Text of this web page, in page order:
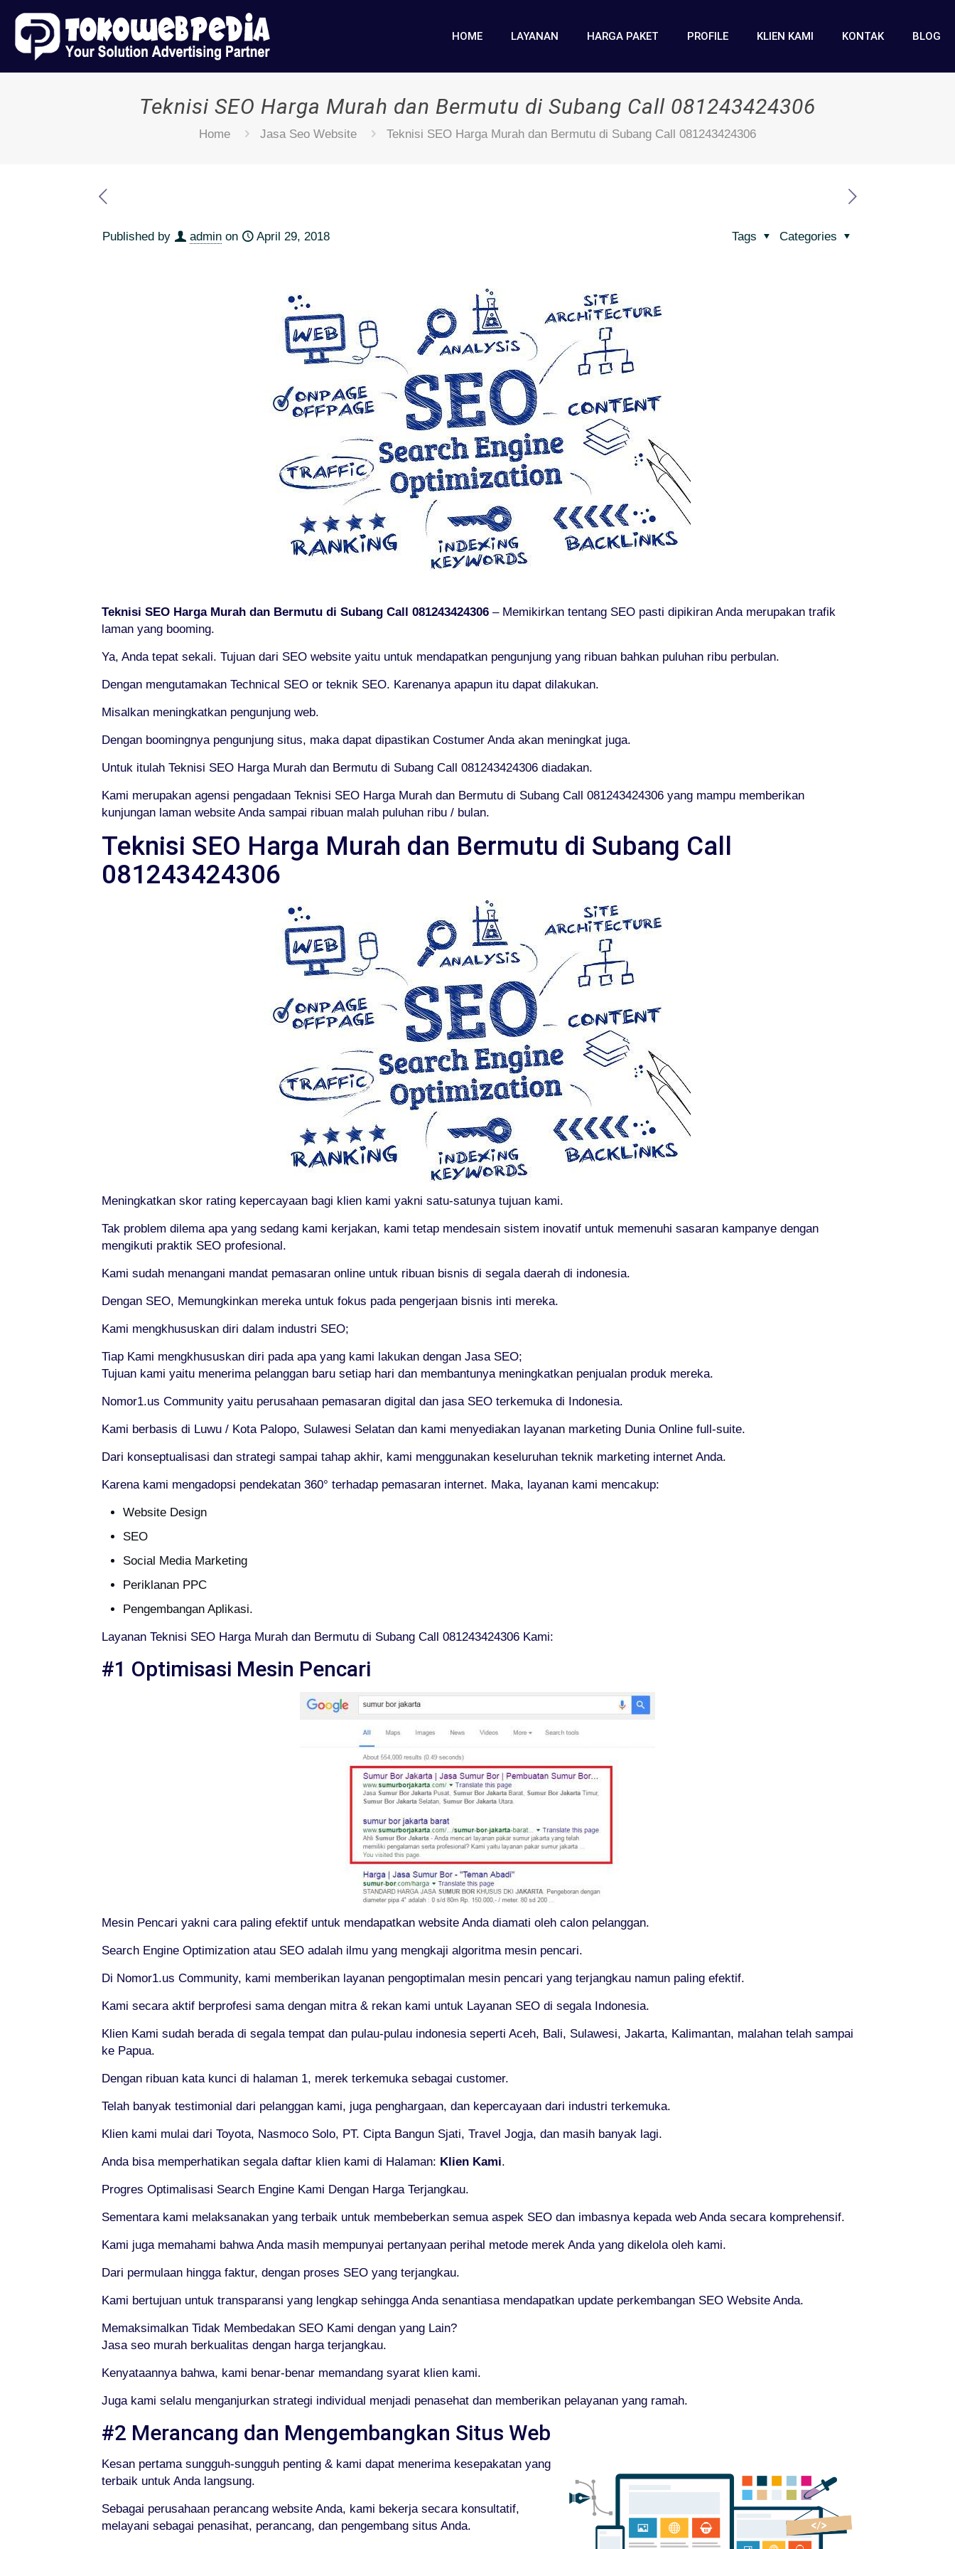
HOME LAYANAN HARGA PAKET PROFILE KLIEN KAMI KONTAK BLOG
Teknisi SEO Harga Murah dan Bermutu di Subang Call 081243424306
Home Jasa Seo Website Teknisi SEO Harga Murah dan Bermutu di Subang Call 081243424306
Published by admin on April 29, 2018 Categories
Tags
Teknisi SEO Harga Murah dan Bermutu di Subang Call 081243424306– Memikirkan tentang SEO pasti dipikiran Anda merupakan trafik
laman yang booming.
Ya, Anda tepat sekali. Tujuan dari SEO website yaitu untuk mendapatkan pengunjung yang ribuan bahkan puluhan ribu perbulan.
Dengan mengutamakan Technical SEO or teknik SEO. Karenanya apapun itu dapat dilakukan.
Misalkan meningkatkan pengunjung web.
Dengan boomingnya pengunjung situs, maka dapat dipastikan Costumer Anda akan meningkat juga.
Untuk itulah Teknisi SEO Harga Murah dan Bermutu di Subang Call 081243424306 diadakan.
Kami merupakan agensi pengadaan Teknisi SEO Harga Murah dan Bermutu di Subang Call 081243424306 yang mampu memberikan
kunjungan laman website Anda sampai ribuan malah puluhan ribu / bulan.
Teknisi SEO Harga Murah dan Bermutu di Subang Call
081243424306
Meningkatkan skor rating kepercayaan bagi klien kami yakni satu-satunya tujuan kami.
Tak problem dilema apa yang sedang kami kerjakan, kami tetap mendesain sistem inovatif untuk memenuhi sasaran kampanye dengan
mengikuti praktik SEO profesional.
Kami sudah menangani mandat pemasaran online untuk ribuan bisnis di segala daerah di indonesia.
Dengan SEO, Memungkinkan mereka untuk fokus pada pengerjaan bisnis inti mereka.
Kami mengkhususkan diri dalam industri SEO;
Tiap Kami mengkhususkan diri pada apa yang kami lakukan dengan Jasa SEO;
Tujuan kami yaitu menerima pelanggan baru setiap hari dan membantunya meningkatkan penjualan produk mereka.
Nomor1.us Community yaitu perusahaan pemasaran digital dan jasa SEO terkemuka di Indonesia.
Kami berbasis di Luwu / Kota Palopo, Sulawesi Selatan dan kami menyediakan layanan marketing Dunia Online full-suite.
Dari konseptualisasi dan strategi sampai tahap akhir, kami menggunakan keseluruhan teknik marketing internet Anda.
Karena kami mengadopsi pendekatan 360° terhadap pemasaran internet. Maka, layanan kami mencakup:
Website Design
SEO
Social Media Marketing
Periklanan PPC
Pengembangan Aplikasi.
Layanan Teknisi SEO Harga Murah dan Bermutu di Subang Call 081243424306 Kami:
#1 Optimisasi Mesin Pencari
Mesin Pencari yakni cara paling efektif untuk mendapatkan website Anda diamati oleh calon pelanggan.
Search Engine Optimization atau SEO adalah ilmu yang mengkaji algoritma mesin pencari.
Di Nomor1.us Community, kami memberikan layanan pengoptimalan mesin pencari yang terjangkau namun paling efektif.
Kami secara aktif berprofesi sama dengan mitra & rekan kami untuk Layanan SEO di segala Indonesia.
Klien Kami sudah berada di segala tempat dan pulau-pulau indonesia seperti Aceh, Bali, Sulawesi, Jakarta, Kalimantan, malahan telah sampai
ke Papua.
Dengan ribuan kata kunci di halaman 1, merek terkemuka sebagai customer.
Telah banyak testimonial dari pelanggan kami, juga penghargaan, dan kepercayaan dari industri terkemuka.
Klien kami mulai dari Toyota, Nasmoco Solo, PT. Cipta Bangun Sjati, Travel Jogja, dan masih banyak lagi.
Anda bisa memperhatikan segala daftar klien kami di Halaman: Klien Kami.
Progres Optimalisasi Search Engine Kami Dengan Harga Terjangkau.
Sementara kami melaksanakan yang terbaik untuk membeberkan semua aspek SEO dan imbasnya kepada web Anda secara komprehensif.
Kami juga memahami bahwa Anda masih mempunyai pertanyaan perihal metode merek Anda yang dikelola oleh kami.
Dari permulaan hingga faktur, dengan proses SEO yang terjangkau.
Kami bertujuan untuk transparansi yang lengkap sehingga Anda senantiasa mendapatkan update perkembangan SEO Website Anda.
Memaksimalkan Tidak Membedakan SEO Kami dengan yang Lain?
Jasa seo murah berkualitas dengan harga terjangkau.
Kenyataannya bahwa, kami benar-benar memandang syarat klien kami.
Juga kami selalu menganjurkan strategi individual menjadi penasehat dan memberikan pelayanan yang ramah.
#2 Merancang dan Mengembangkan Situs Web
Kesan pertama sungguh-sungguh penting & kami dapat menerima kesepakatan yang
terbaik untuk Anda langsung.
Sebagai perusahaan perancang website Anda, kami bekerja secara konsultatif,
melayani sebagai penasihat, perancang, dan pengembang situs Anda.